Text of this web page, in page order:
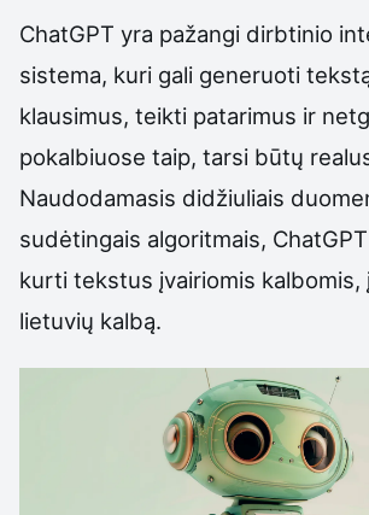
ChatGPT yra pažangi dirbtinio
sistema, kuri gali generuoti
klausimus, teikti patarimus ir
pokalbiuose taip, tarsi būtų
Naudodamasis didžiuliais
sudėtingais algoritmais,
kurti tekstus įvairiomis kalbomis,
lietuvių kalbą.